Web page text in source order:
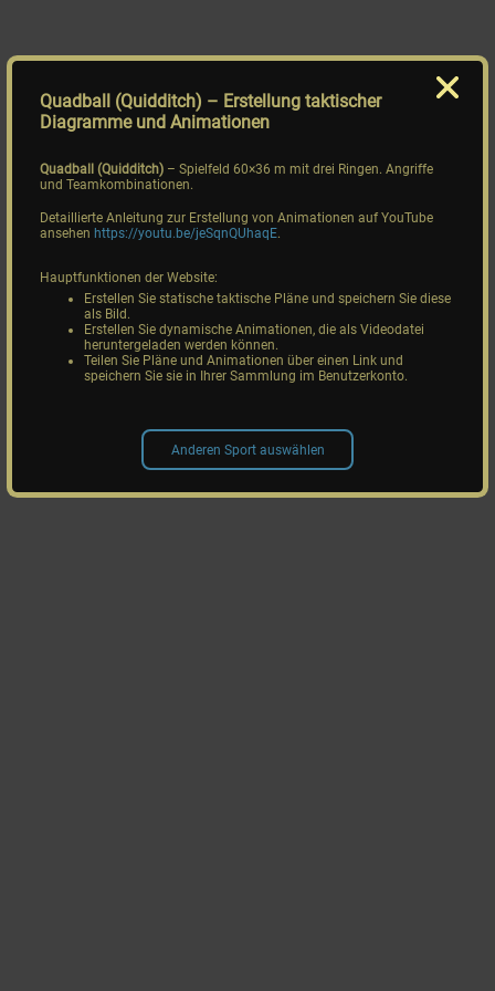
Quadball (Quidditch) – Erstellung taktischer
Diagramme und Animationen
Quadball (Quidditch) – Spielfeld 60×36 m mit drei Ringen. Angriffe
und Teamkombinationen.
Detaillierte Anleitung zur Erstellung von Animationen auf YouTube
ansehen https://youtu.be/jeSqnQUhaqE.
Hauptfunktionen der Website:
Erstellen Sie statische taktische Pläne und speichern Sie diese
als Bild.
Erstellen Sie dynamische Animationen, die als Videodatei
heruntergeladen werden können.
Teilen Sie Pläne und Animationen über einen Link und
speichern Sie sie in Ihrer Sammlung im Benutzerkonto.
Anderen Sport auswählen